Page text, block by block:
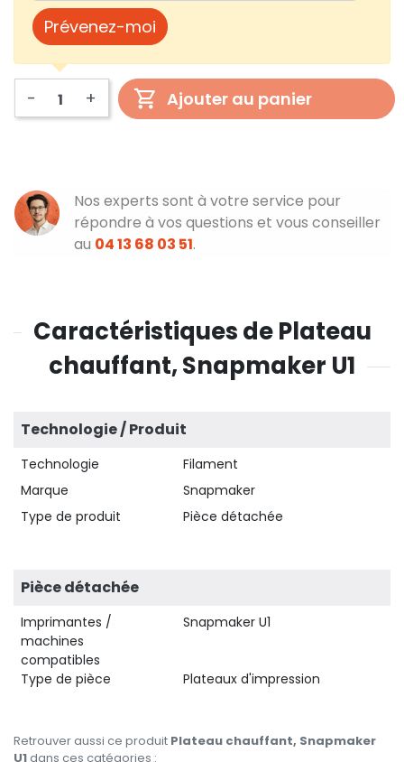
Prévenez-moi
- + Ajouter au panier
Nos experts sont à votre service pour
répondre à vos questions et vous conseiller
au 04 13 68 03 51.
Caractéristiques de Plateau
chauffant, Snapmaker U1
Technologie / Produit
Technologie
Filament
Marque
Snapmaker
Type de produit
Pièce détachée
Pièce détachée
Imprimantes /
machines
compatibles
Snapmaker U1
Type de pièce Plateaux d'impression
Retrouver aussi ce produit Plateau chauffant, Snapmaker
U1dans ces catégories :